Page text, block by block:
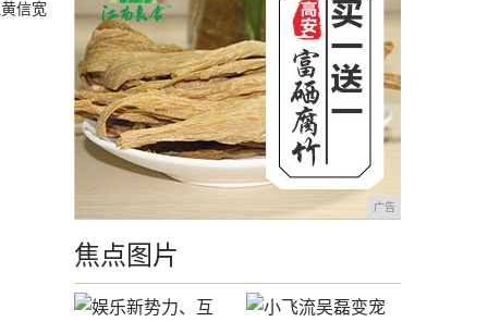
信宽
广告
焦点图片